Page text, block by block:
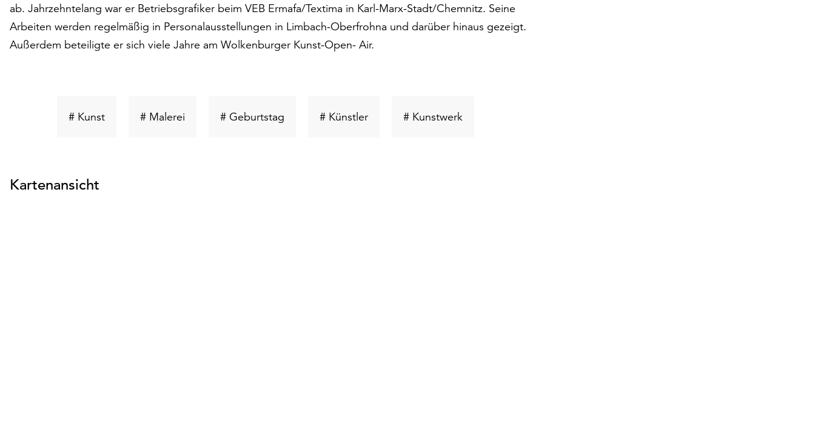
ab. Jahrzehntelang war er Betriebsgrafiker beim VEB Ermafa/Textima in Karl-Marx-Stadt/Chemnitz. Seine
Arbeiten werden regelmäßig in Personalausstellungen in Limbach-Oberfrohna und darüber hinaus gezeigt.
Außerdem beteiligte er sich viele Jahre am Wolkenburger Kunst-Open- Air.
# KunstSchlüsselwort
# Malerei Schlüsselwort# Geburtstag Schlüsselwort
# KünstlerSchlüsselwort# Kunstwerk
Kartenansicht